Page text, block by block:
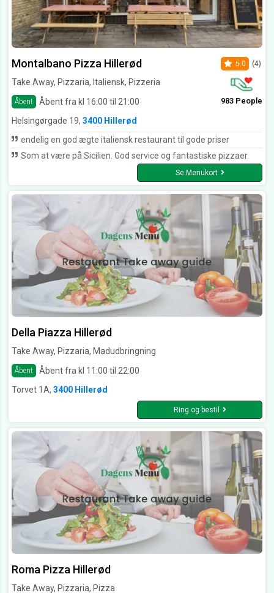
Montalbano Pizza Hillerød
Take Away, Pizzaria, Italiensk, Pizzeria
Åbent Åbent fra kl 16:00 til 21:00
5.0 (4)
983 People
Helsingørgade 19, 3400 Hillerød
endelig en god ægte italiensk restaurant til gode priser
Som at være på Sicilien. God service og fantastiske pizzaer.
Se Menukort
Della Piazza Hillerød
Take Away, Pizzaria, Madudbringning
Åbent
Åbent fra kl 11:00 til 22:00
Torvet 1A, 3400 Hillerød
Ring og bestil
Roma Pizza Hillerød
Take Away, Pizzaria, Pizza